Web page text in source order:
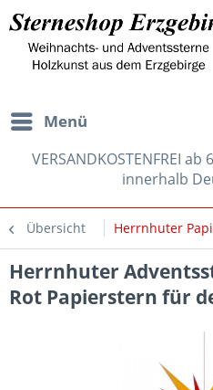
Menü
VERSANDKOSTENFREI
innerhalb
Übersicht Herrnhuter
Herrnhuter
Rot Papierstern für